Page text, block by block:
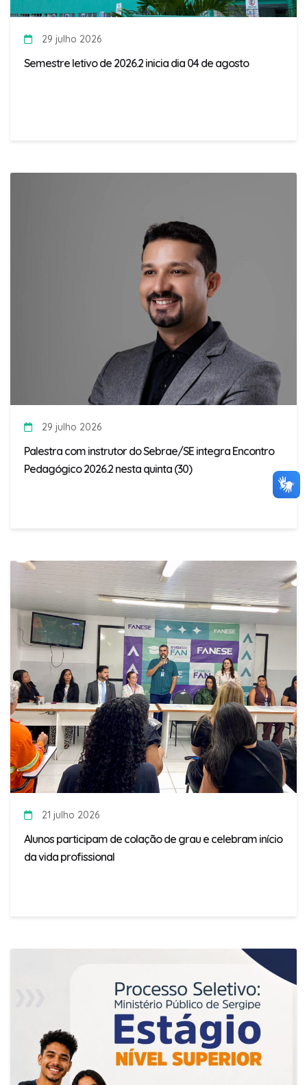
29 julho 2026
Semestre letivo de 2026.2 inicia dia 04 de agosto
29 julho 2026
Palestra com instrutor do Sebrae/SE integra Encontro
Pedagógico 2026.2 nesta quinta (30)
21 julho 2026
Alunos participam de colação de grau e celebram início
da vida profissional